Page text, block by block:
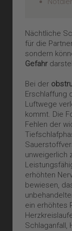
Nächtliche
für die
sondern
Gefahr
Bei der
Erschlaffung
Luftwege
kommt. Die
Fehlen der
unweigerlich
erhöhten
bewiesen,
ein erhöhtes
Schlaganfall,